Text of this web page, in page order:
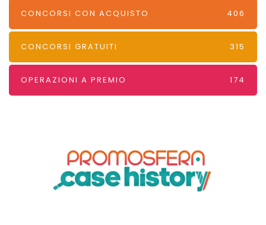
CONCORSI CON ACQUISTO 406
CONCORSI GRATUITI 315
OPERAZIONI A PREMIO 174